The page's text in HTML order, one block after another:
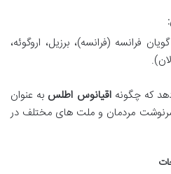
فرانسه (فرانسه)، برزیل، اروگوئه،
که چگونهاقیانوس اطلس به عنوان
مردمان و ملت های مختلف در